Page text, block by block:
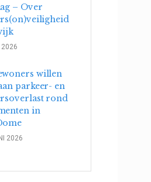
– Over
willen
parkeer- en
rond
in
2026